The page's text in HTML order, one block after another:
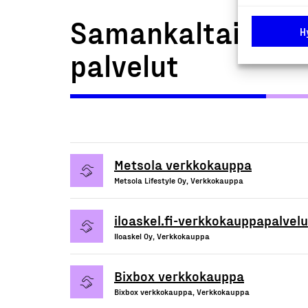
Samankaltaiset
palvelut
Metsola verkkokauppa
Metsola Lifestyle Oy, Verkkokauppa
iloaskel.fi-verkkokauppapalvelu
Iloaskel Oy, Verkkokauppa
Bixbox verkkokauppa
Bixbox verkkokauppa, Verkkokauppa